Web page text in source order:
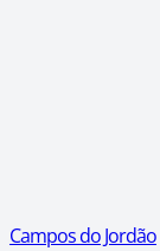
Campos do Jordão